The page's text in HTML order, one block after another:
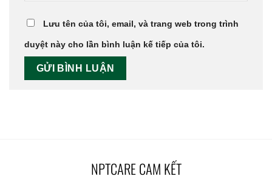
Lưu tên của tôi, email, và trang web trong trình
duyệt này cho lần bình luận kế tiếp của tôi.
NPTCARE CAM KẾT